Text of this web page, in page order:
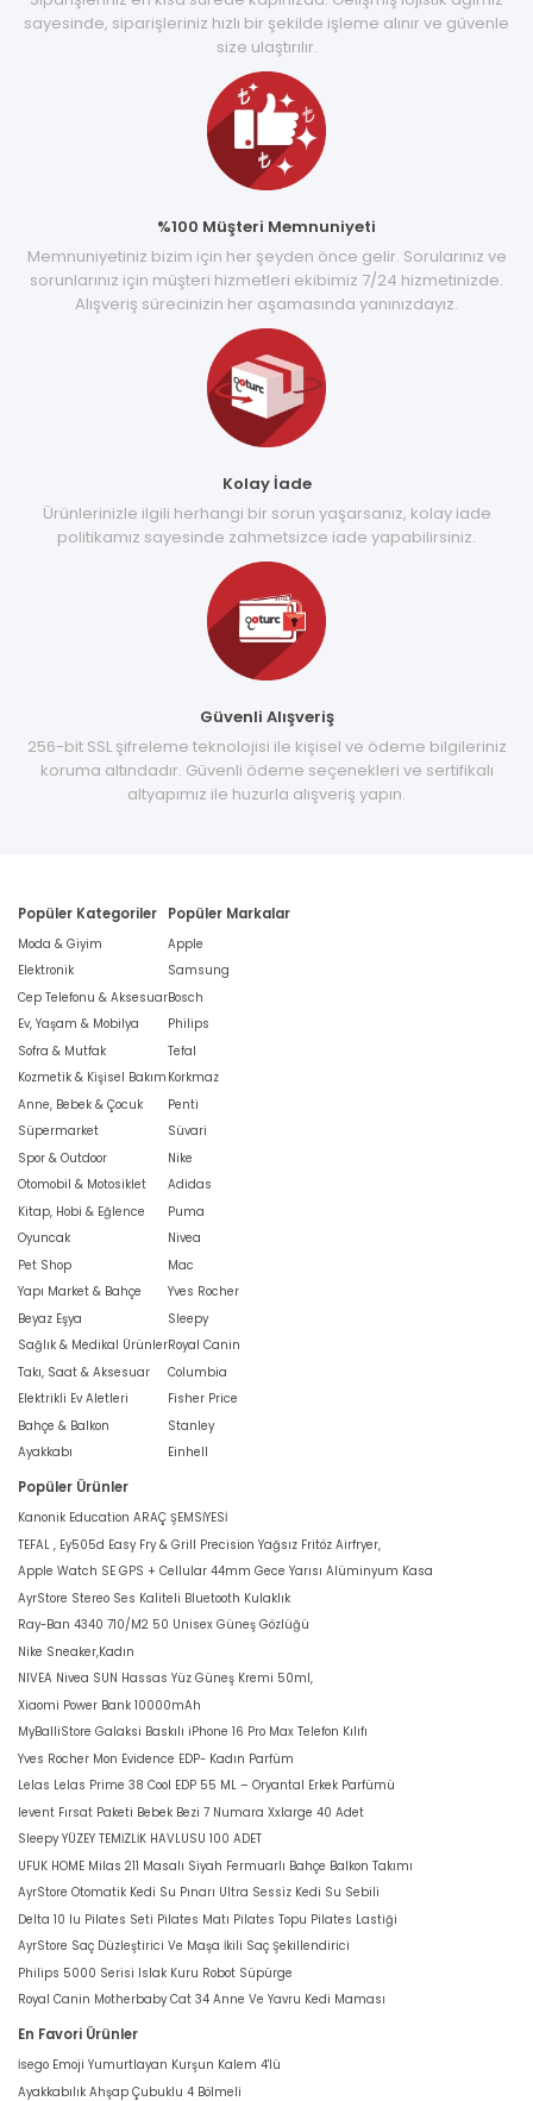
sayesinde, siparişleriniz hızlı bir şekilde işleme alınır ve güvenle
size ulaştırılır.
%100 Müşteri Memnuniyeti
Memnuniyetiniz bizim için her şeyden önce gelir. Sorularınız ve
sorunlarınız için müşteri hizmetleri ekibimiz 7/24 hizmetinizde.
Alışveriş sürecinizin her aşamasında yanınızdayız.
Kolay İade
Ürünlerinizle ilgili herhangi bir sorun yaşarsanız, kolay iade
politikamız sayesinde zahmetsizce iade yapabilirsiniz.
Güvenli Alışveriş
256-bit SSL şifreleme teknolojisi ile kişisel ve ödeme bilgileriniz
koruma altındadır. Güvenli ödeme seçenekleri ve sertifikalı
altyapımız ile huzurla alışveriş yapın.
Popüler Kategoriler
Moda & Giyim
Elektronik
Cep Telefonu & Aksesuar
Ev, Yaşam & Mobilya
Sofra & Mutfak
Kozmetik & Kişisel Bakım
Anne, Bebek & Çocuk
Süpermarket
Spor & Outdoor
Otomobil & Motosiklet
Kitap, Hobi & Eğlence
Oyuncak
Pet Shop
Yapı Market & Bahçe
Beyaz Eşya
Sağlık & Medikal Ürünler
Takı, Saat & Aksesuar
Elektrikli Ev Aletleri
Bahçe & Balkon
Ayakkabı
Popüler Markalar
Apple
Samsung
Bosch
Philips
Tefal
Korkmaz
Penti
Süvari
Nike
Adidas
Puma
Nivea
Mac
Yves Rocher
Sleepy
Royal Canin
Columbia
Fisher Price
Stanley
Einhell
Popüler Ürünler
Kanonik Education ARAÇ ŞEMSİYESİ
TEFAL , Ey505d Easy Fry & Grill Precision Yağsız Fritöz Airfryer,
Apple Watch SE GPS + Cellular 44mm Gece Yarısı Alüminyum Kasa
AyrStore Stereo Ses Kaliteli Bluetooth Kulaklık
Ray-Ban 4340 710/M2 50 Unisex Güneş Gözlüğü
Nike Sneaker,Kadın
NIVEA Nivea SUN Hassas Yüz Güneş Kremi 50ml,
Xiaomi Power Bank 10000mAh
MyBalliStore Galaksi Baskılı iPhone 16 Pro Max Telefon Kılıfı
Yves Rocher Mon Evidence EDP- Kadın Parfüm
Lelas Lelas Prime 38 Cool EDP 55 ML – Oryantal Erkek Parfümü
levent Fırsat Paketi Bebek Bezi 7 Numara Xxlarge 40 Adet
Sleepy YÜZEY TEMİZLİK HAVLUSU 100 ADET
UFUK HOME Milas 211 Masalı Siyah Fermuarlı Bahçe Balkon Takımı
AyrStore Otomatik Kedi Su Pınarı Ultra Sessiz Kedi Su Sebili
Delta 10 lu Pilates Seti Pilates Matı Pilates Topu Pilates Lastiği
AyrStore Saç Düzleştirici Ve Maşa İkili Saç Şekillendirici
Philips 5000 Serisi Islak Kuru Robot Süpürge
Royal Canin Motherbaby Cat 34 Anne Ve Yavru Kedi Maması
En Favori Ürünler
İsego Emoji Yumurtlayan Kurşun Kalem 4'lü
Ayakkabılık Ahşap Çubuklu 4 Bölmeli